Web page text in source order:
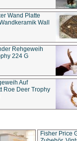
Wand Platte
Wall
Rehgeweih
224 G
Auf
Roe Deer Trophy
Fisher Price